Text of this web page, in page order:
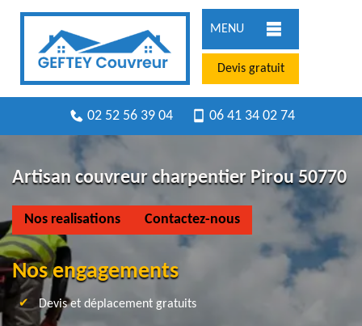
MENU
Devis gratuit
02 52 56 39 04 06 41 34 02 74
Artisan couvreur charpentier Pirou 50770
Nos realisations Contactez-nous
Nos engagements
Devis et déplacement gratuits